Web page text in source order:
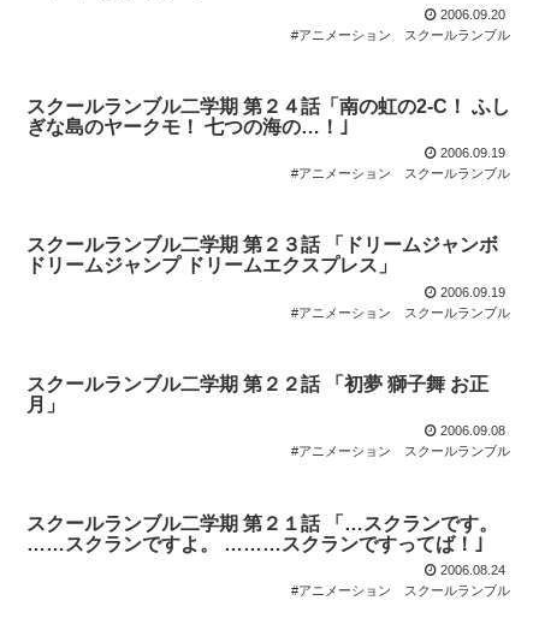
2006.09.20
#アニメーション
スクールランブル
スクールランブル二学期 第２４話「南の虹の2-C！ ふし
ぎな島のヤークモ！ 七つの海の…！｣
2006.09.19
#アニメーション
スクールランブル
スクールランブル二学期 第２３話 「ドリームジャンボ
ドリームジャンプ ドリームエクスプレス」
2006.09.19
#アニメーション
スクールランブル
スクールランブル二学期 第２２話 「初夢 獅子舞 お正
月」
2006.09.08
#アニメーション
スクールランブル
スクールランブル二学期 第２１話 「…スクランです。
……スクランですよ。 ………スクランですってば！｣
2006.08.24
#アニメーション
スクールランブル